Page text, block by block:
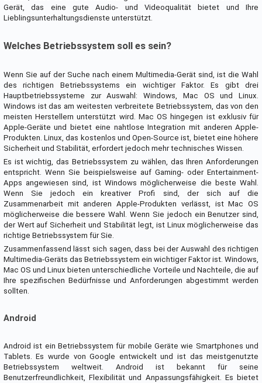
Gerät, das eine gute Audio- und Videoqualität bietet und Ihre
Lieblingsunterhaltungsdienste unterstützt.
Welches Betriebssystem soll es sein?
Wenn Sie auf der Suche nach einem Multimedia-Gerät sind, ist die Wahl
des richtigen Betriebssystems ein wichtiger Faktor. Es gibt drei
Hauptbetriebssysteme zur Auswahl: Windows, Mac OS und Linux.
Windows ist das am weitesten verbreitete Betriebssystem, das von den
meisten Herstellern unterstützt wird. Mac OS hingegen ist exklusiv für
Apple-Geräte und bietet eine nahtlose Integration mit anderen Apple-
Produkten. Linux, das kostenlos und Open-Source ist, bietet eine höhere
Sicherheit und Stabilität, erfordert jedoch mehr technisches Wissen.
Es ist wichtig, das Betriebssystem zu wählen, das Ihren Anforderungen
entspricht. Wenn Sie beispielsweise auf Gaming- oder Entertainment-
Apps angewiesen sind, ist Windows möglicherweise die beste Wahl.
Wenn Sie jedoch ein kreativer Profi sind, der sich auf die
Zusammenarbeit mit anderen Apple-Produkten verlässt, ist Mac OS
möglicherweise die bessere Wahl. Wenn Sie jedoch ein Benutzer sind,
der Wert auf Sicherheit und Stabilität legt, ist Linux möglicherweise das
richtige Betriebssystem für Sie.
Zusammenfassend lässt sich sagen, dass bei der Auswahl des richtigen
Multimedia-Geräts das Betriebssystem ein wichtiger Faktor ist. Windows,
Mac OS und Linux bieten unterschiedliche Vorteile und Nachteile, die auf
Ihre spezifischen Bedürfnisse und Anforderungen abgestimmt werden
sollten.
Android
Android ist ein Betriebssystem für mobile Geräte wie Smartphones und
Tablets. Es wurde von Google entwickelt und ist das meistgenutzte
Betriebssystem weltweit. Android ist bekannt für seine
Benutzerfreundlichkeit, Flexibilität und Anpassungsfähigkeit. Es bietet